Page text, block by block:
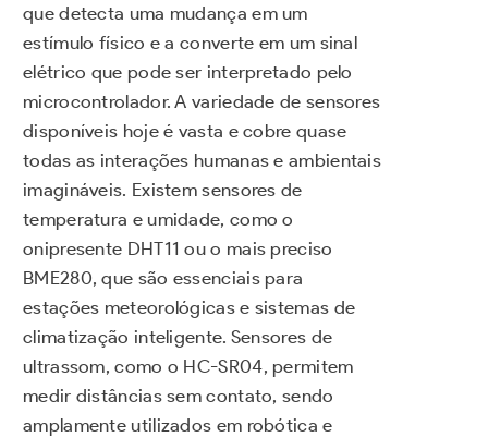
que detecta uma mudança em um
estímulo físico e a converte em um sinal
elétrico que pode ser interpretado pelo
microcontrolador. A variedade de sensores
disponíveis hoje é vasta e cobre quase
todas as interações humanas e ambientais
imagináveis. Existem sensores de
temperatura e umidade, como o
onipresente DHT11 ou o mais preciso
BME280, que são essenciais para
estações meteorológicas e sistemas de
climatização inteligente. Sensores de
ultrassom, como o HC-SR04, permitem
medir distâncias sem contato, sendo
amplamente utilizados em robótica e